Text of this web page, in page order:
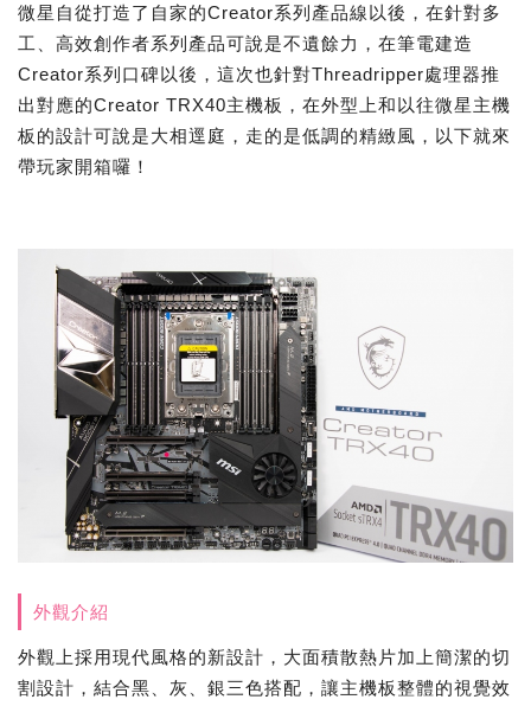
微星自從打造了自家的Creator系列產品線以後，在針對多
工、高效創作者系列產品可說是不遺餘力，在筆電建造
Creator系列口碑以後，這次也針對Threadripper處理器推
出對應的Creator TRX40主機板，在外型上和以往微星主機
板的設計可說是大相逕庭，走的是低調的精緻風，以下就來
帶玩家開箱囉！
外觀介紹
外觀上採用現代風格的新設計，大面積散熱片加上簡潔的切
割設計，結合黑、灰、銀三色搭配，讓主機板整體的視覺效